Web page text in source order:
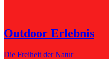
Outdoor Erlebnis
Die Freiheit der Natur